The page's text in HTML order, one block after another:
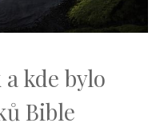
kde ‍bylo
Bible